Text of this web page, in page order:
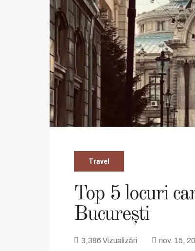
Travel
Top 5 locuri
București
3,386 Vizualizări nov. 15,